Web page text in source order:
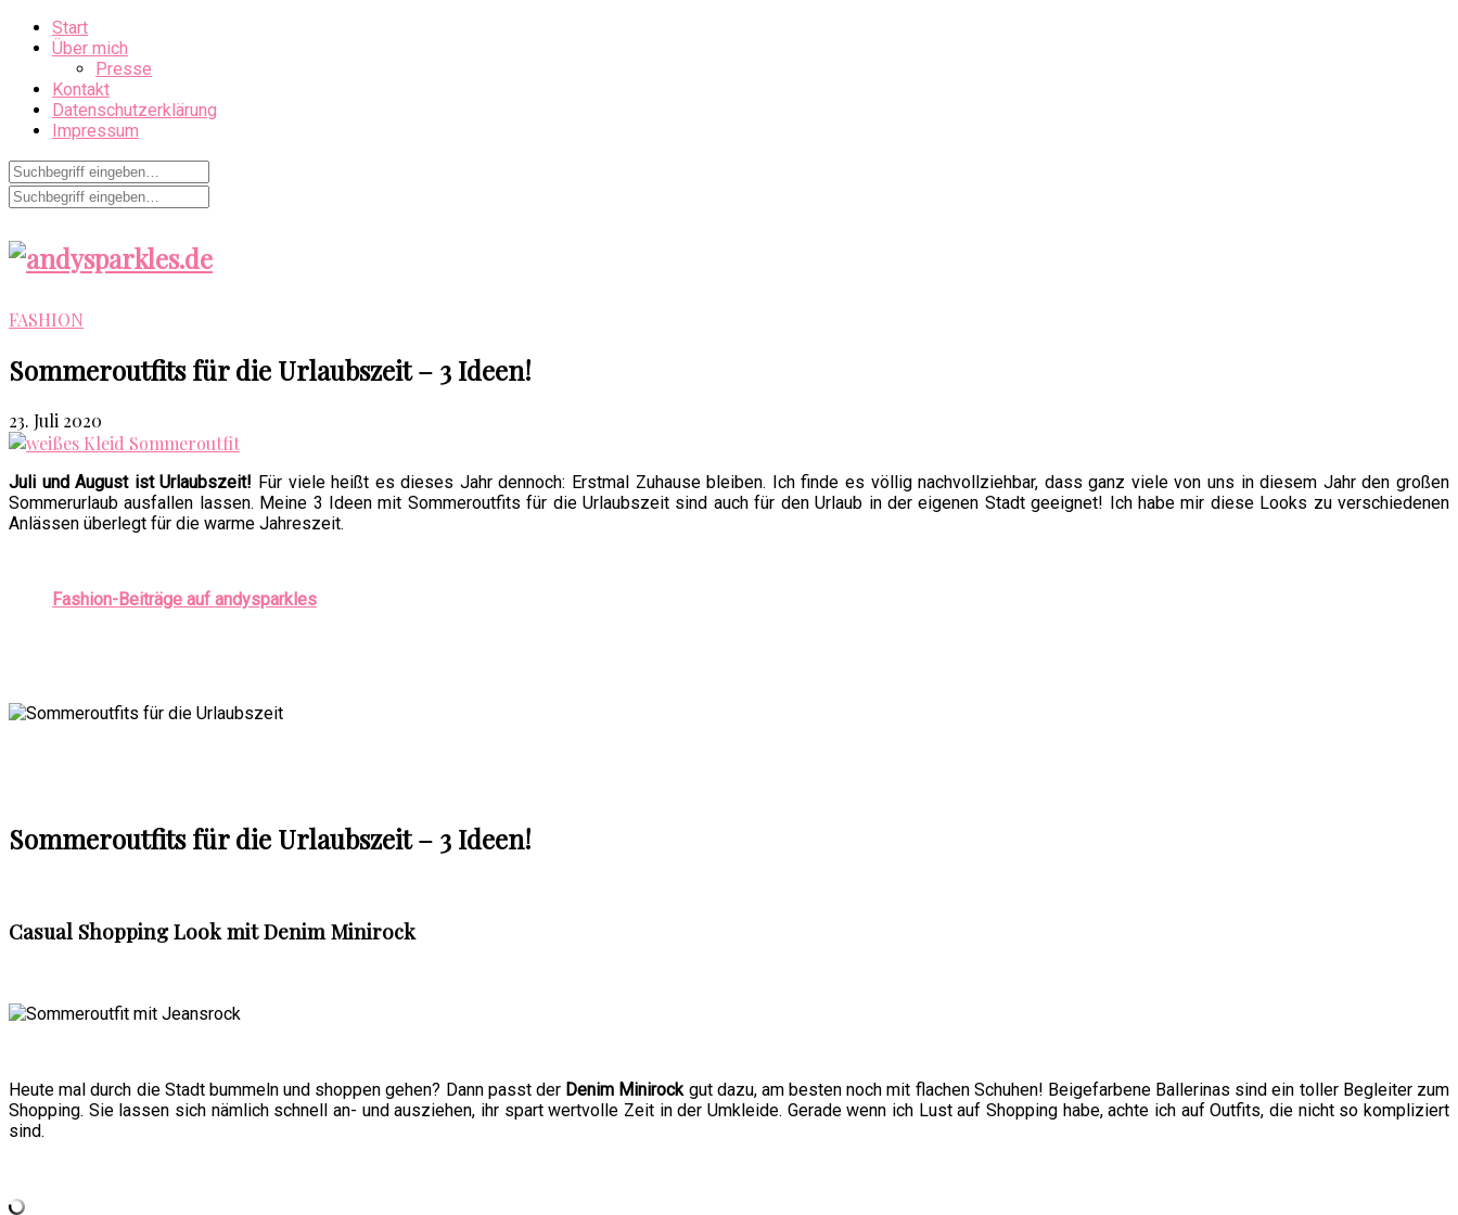
Start
Über mich
Presse
Kontakt
Datenschutzerklärung
Impressum
FASHION
Sommeroutfits für die Urlaubszeit – 3 Ideen!
23. Juli 2020
Juli und August ist Urlaubszeit! Für viele heißt es dieses Jahr dennoch: Erstmal Zuhause bleiben. Ich finde es völlig nachvollziehbar, dass ganz viele von uns in diesem Jahr den großen
Sommerurlaub ausfallen lassen. Meine 3 Ideen mit Sommeroutfits für die Urlaubszeit sind auch für den Urlaub in der eigenen Stadt geeignet! Ich habe mir diese Looks zu verschiedenen
Anlässen überlegt für die warme Jahreszeit.
Fashion-Beiträge auf andysparkles
Sommeroutfits für die Urlaubszeit – 3 Ideen!
Casual Shopping Look mit Denim Minirock
Heute mal durch die Stadt bummeln und shoppen gehen? Dann passt der Denim Minirock gut dazu, am besten noch mit flachen Schuhen! Beigefarbene Ballerinas sind ein toller Begleiter zum
Shopping. Sie lassen sich nämlich schnell an- und ausziehen, ihr spart wertvolle Zeit in der Umkleide. Gerade wenn ich Lust auf Shopping habe, achte ich auf Outfits, die nicht so kompliziert
sind.